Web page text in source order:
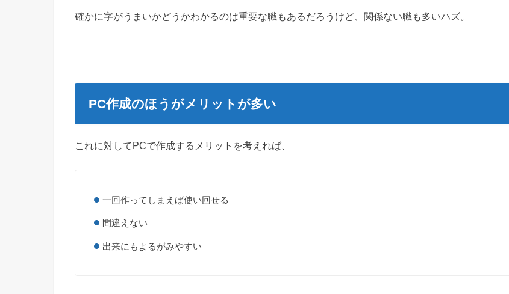
確かに字がうまいかどうかわかるのは重要な職もあるだろうけど、関係ない職も多いハズ。
PC作成のほうがメリットが多い
これに対してPCで作成するメリットを考えれば、
一回作ってしまえば使い回せる
間違えない
出来にもよるがみやすい